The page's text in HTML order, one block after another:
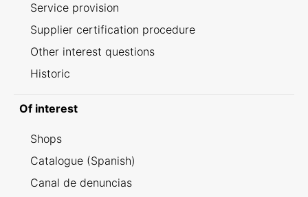
Service provision
Supplier certification procedure
Other interest questions
Historic
Of interest
Shops
Catalogue (Spanish)
Canal de denuncias